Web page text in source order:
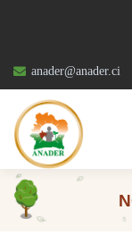
anader@anader.ci